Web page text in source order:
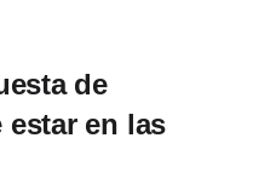
de
estar en las